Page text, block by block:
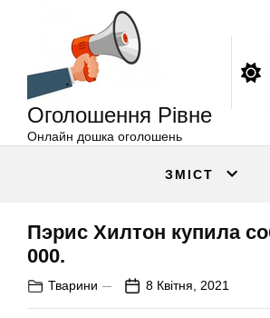
Оголошення Рівне
Онлайн дошка оголошень
ЗМІСТ
Пэрис Хилтон купила
000.
Тварини 8 Квітня, 2021